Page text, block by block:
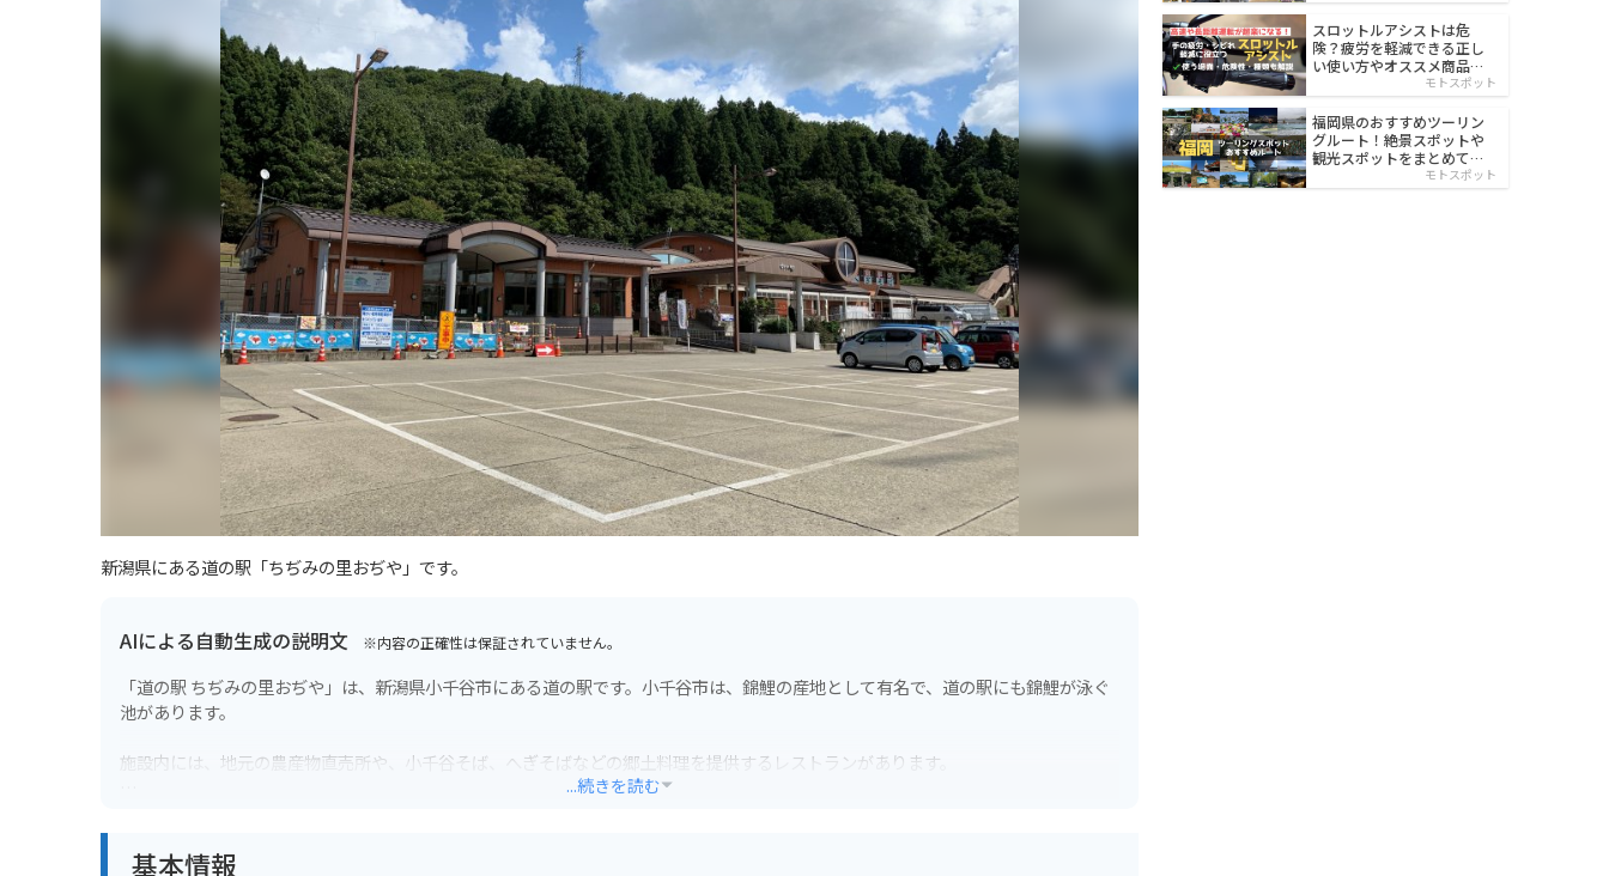
新潟県にある道の駅「ちぢみの里おぢや」です。
AIによる自動生成の説明文 ※内容の正確性は保証されていません。
「道の駅 ちぢみの里おぢや」は、新潟県小千谷市にある道の駅です。小千谷市は、錦鯉の産地として有名で、道の駅にも錦鯉が泳ぐ
池があります。
施設内には、地元の農産物直売所や、小千谷そば、へぎそばなどの郷土料理を提供するレストランがあります。
春には、道の駅の周辺で桜が咲き乱れ、お花見を楽しむことができます。夏には、隣接する公園で「おぢやまつり」が開催され、多
...続きを読む
基本情報
スロットルアシストは危
険？疲労を軽減できる正し
い使い方やオススメ商品を
モトスポット
福岡県のおすすめツーリン
グルート！絶景スポットや
観光スポットをまとめて紹
モトスポット